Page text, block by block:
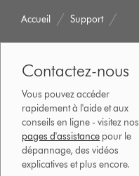
Accueil Support
Contactez-nous
Vous pouvez accéder
rapidement à l'aide et aux
conseils en ligne - visitez nos
pages d'assistance pour le
dépannage, des vidéos
explicatives et plus encore.